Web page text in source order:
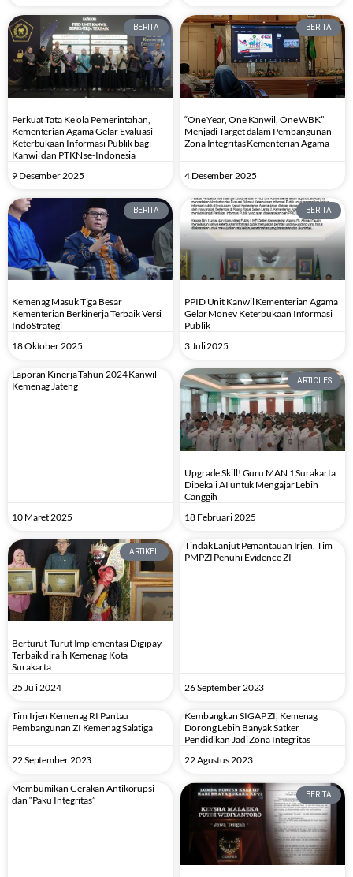
BERITA
Perkuat Tata Kelola Pemerintahan,
Kementerian Agama Gelar Evaluasi
Keterbukaan Informasi Publik bagi
Kanwil dan PTKN se-Indonesia
9 Desember 2025
BERITA
“One Year, One Kanwil, One WBK”
Menjadi Target dalam Pembangunan
Zona Integritas Kementerian Agama
4 Desember 2025
BERITA
Kemenag Masuk Tiga Besar
Kementerian Berkinerja Terbaik Versi
IndoStrategi
18 Oktober 2025
BERITA
PPID Unit Kanwil Kementerian Agama
Gelar Monev Keterbukaan Informasi
Publik
3 Juli 2025
Laporan Kinerja Tahun 2024 Kanwil
Kemenag Jateng
10 Maret 2025
ARTICLES
Upgrade Skill! Guru MAN 1 Surakarta
Dibekali AI untuk Mengajar Lebih
Canggih
18 Februari 2025
ARTIKEL
Berturut-Turut Implementasi Digipay
Terbaik diraih Kemenag Kota
Surakarta
25 Juli 2024
Tindak Lanjut Pemantauan Irjen, Tim
PMPZI Penuhi Evidence ZI
26 September 2023
Tim Irjen Kemenag RI Pantau
Pembangunan ZI Kemenag Salatiga
22 September 2023
Kembangkan SIGAP ZI, Kemenag
Dorong Lebih Banyak Satker
Pendidikan Jadi Zona Integritas
22 Agustus 2023
Membumikan Gerakan Antikorupsi
dan “Paku Integritas”
BERITA